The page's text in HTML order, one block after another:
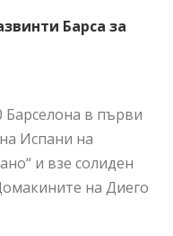
Барса за
Барселона в първи
Испани на
и взе солиден
на Диего